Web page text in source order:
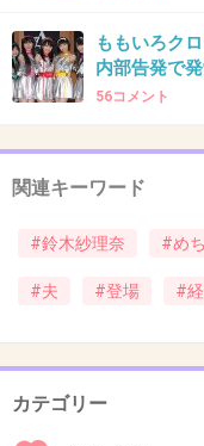
暮れの忙しいとき
子供がいなけれ
ももいろク
内部告発で
56コメント
関連キーワード
#鈴木紗理奈 #め
#夫 #登場 #
カテゴリー